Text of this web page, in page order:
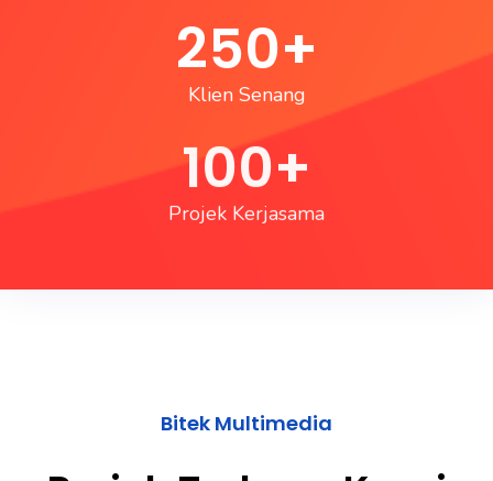
Klien Senang
250+
Projek Kerjasama
100+
Bitek Multimedia